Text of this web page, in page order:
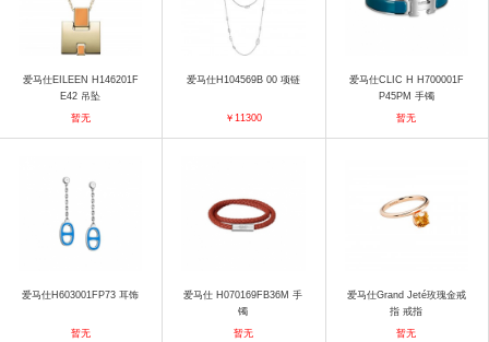
爱马仕EILEEN H146201F
E42 吊坠
暂无
爱马仕H104569B 00 项链
￥11300
爱马仕CLIC H H700001F
P45PM 手镯
暂无
爱马仕H603001FP73 耳饰
暂无
爱马仕 H070169FB36M 手
镯
暂无
爱马仕Grand Jeté玫瑰金戒
指 戒指
暂无